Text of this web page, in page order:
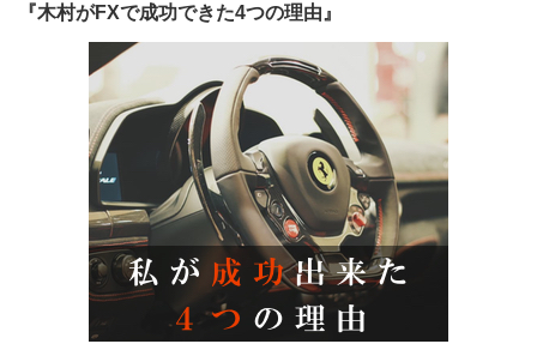
『木村がFXで成功できた4つの理由』